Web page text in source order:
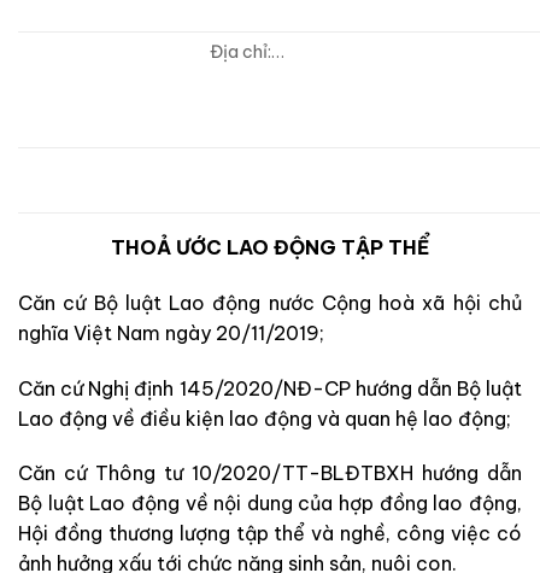
Địa chỉ:…
THOẢ ƯỚC LAO ĐỘNG TẬP THỂ
Căn cứ Bộ luật Lao động nước Cộng hoà xã hội chủ
nghĩa Việt Nam ngày 20/11/2019;
Căn cứ Nghị định 145/2020/NĐ-CP hướng dẫn Bộ luật
Lao động về điều kiện lao động và quan hệ lao động;
Căn cứ Thông tư 10/2020/TT-BLĐTBXH hướng dẫn
Bộ luật Lao động về nội dung của hợp đồng lao động,
Hội đồng thương lượng tập thể và nghề, công việc có
ảnh hưởng xấu tới chức năng sinh sản, nuôi con.